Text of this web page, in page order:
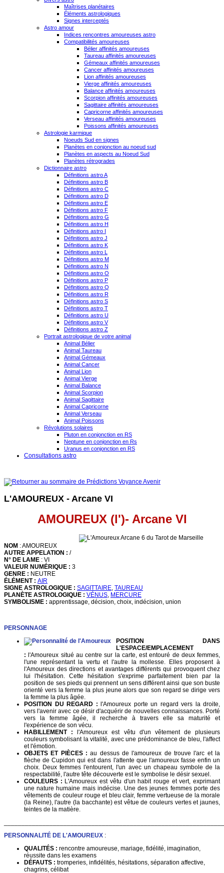
Maîtrises planétaires
Éléments astrologiques
Signes interceptés
Astro amour
Indices rencontres amoureuses astro
Compatibilités amoureuses
Bélier affinités amoureuses
Taureau affinités amoureuses
Gémeaux affinités amoureuses
Cancer affinités amoureuses
Lion affinités amoureuses
Vierge affinités amoureuses
Balance affinités amoureuses
Scorpion affinités amoureuses
Sagittaire affinités amoureuses
Capricorne affinités amoureuses
Verseau affinités amoureuses
Poissons affinités amoureuses
Astrologie karmique
Noeuds Sud en signes
Planètes en conjonction au noeud sud
Planètes en aspects au Noeud Sud
Planètes rétrogrades
Dictionnaire astro
Définitions astro A
Définitions astro B
Définitions astro C
Définitions astro D
Définitions astro E
Définitions astro F
Définitions astro G
Définitions astro H
Définitions astro I
Définitions astro J
Définitions astro K
Définitions astro L
Définitions astro M
Définitions astro N
Définitions astro O
Définitions astro P
Définitions astro Q
Définitions astro R
Définitions astro S
Définitions astro T
Définitions astro U
Définitions astro V
Définitions astro Z
Portrait astrologique de votre animal
Animal Bélier
Animal Taureau
Animal Gémeaux
Animal Cancer
Animal Lion
Animal Vierge
Animal Balance
Animal Scorpion
Animal Sagittaire
Animal Capricorne
Animal Verseau
Animal Poissons
Révolutions solaires
Pluton en conjonction en RS
Neptune en conjonction en Rs
Uranus en conjonction en RS
Consultations astro
L'AMOUREUX - Arcane VI
AMOUREUX (l')- Arcane VI
NOM : AMOUREUX
AUTRE APPELATION : /
N° DE LAME : VI
VALEUR NUMÉRIQUE : 3
GENRE : NEUTRE
ÉLÉMENT : AIR
SIGNE ASTROLOGIQUE : SAGITTAIRE, TAUREAU
PLANÈTE ASTROLOGIQUE : VÉNUS, MERCURE
SYMBOLISME : apprentissage, décision, choix, indécision, union
PERSONNAGE
POSITION DANS
L'ESPACE/EMPLACEMENT
: l'Amoureux situé au centre sur la carte, est entouré de deux femmes,
l'une représentant la vertu et l'autre la mollesse. Elles proposent à
l'Amoureux des directions et avantages différents qui provoquent chez
lui l'hésitation. Cette hésitation s'exprime parfaitement bien par la
position de ses pieds qui prennent un sens différent ainsi que son buste
orienté vers la femme la plus jeune alors que son regard se dirige vers
la femme la plus âgée.
POSITION DU REGARD : l'Amoureux porte un regard vers la droite,
vers l'avenir avec ce désir d'acquérir de nouvelles connaissances. Porté
vers la femme âgée, il recherche à travers elle sa maturité et
l'expérience de son vécu.
HABILLEMENT : l'Amoureux est vêtu d'un vêtement de plusieurs
couleurs symbolisant la vitalité, avec une prédominance de bleu, l'affect
et l'émotion.
OBJETS ET PIÈCES : au dessus de l'amoureux de trouve l'arc et la
flèche de Cupidon qui est dans l'attente que l'amoureux fasse enfin un
choix. Deux femmes l'entourent, l'un avec un chapeau symbole de la
respectabilité, l'autre tête découverte est le symbolise le désir sexuel.
COULEURS : L'Amoureux est vêtu d'un habit rouge et vert, exprimant
une nature humaine mais indécise. Une des jeunes femmes porte des
vêtements de couleur rouge et bleu clair, femme vertueuse de la morale
(la Reine), l'autre (la bacchante) est vêtue de couleurs vertes et jaunes,
teintes de la matière.
PERSONNALITÉ DE L'AMOUREUX :
QUALITÉS : rencontre amoureuse, mariage, fidélité, imagination,
réussite dans les examens
DÉFAUTS : tromperies, infidélités, hésitations, séparation affective,
chagrins, célibat